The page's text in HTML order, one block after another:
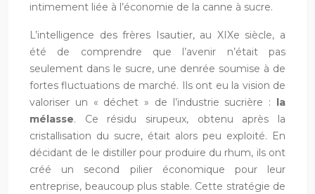
intimement liée à l’économie de la canne à sucre.
L’intelligence des frères Isautier, au XIXe siècle, a
été de comprendre que l’avenir n’était pas
seulement dans le sucre, une denrée soumise à de
fortes fluctuations de marché. Ils ont eu la vision de
valoriser un « déchet » de l’industrie sucrière : la
mélasse. Ce résidu sirupeux, obtenu après la
cristallisation du sucre, était alors peu exploité. En
décidant de le distiller pour produire du rhum, ils ont
créé un second pilier économique pour leur
entreprise, beaucoup plus stable. Cette stratégie de